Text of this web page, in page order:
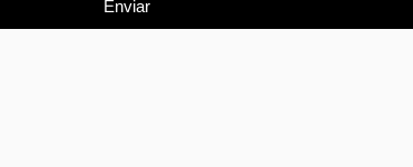
Enviar